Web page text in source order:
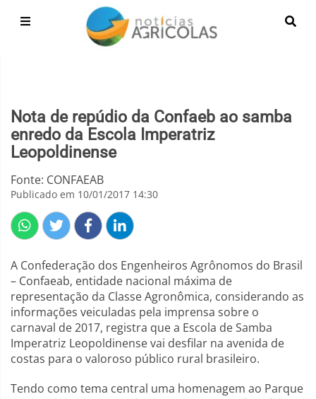
Nota de repúdio da Confaeb ao samba
enredo da Escola Imperatriz
Leopoldinense
Fonte: CONFAEAB
Publicado em 10/01/2017 14:30
A Confederação dos Engenheiros Agrônomos do Brasil
– Confaeab, entidade nacional máxima de
representação da Classe Agronômica, considerando as
informações veiculadas pela imprensa sobre o
carnaval de 2017, registra que a Escola de Samba
Imperatriz Leopoldinense vai desfilar na avenida de
costas para o valoroso público rural brasileiro.
Tendo como tema central uma homenagem ao Parque